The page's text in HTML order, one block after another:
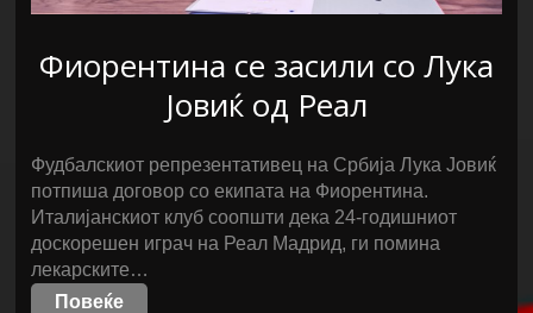
Фиорентина се засили со Лука
Јовиќ од Реал
Фудбалскиот репрезентативец на Србија Лука Јовиќ
потпиша договор со екипата на Фиорентина.
Италијанскиот клуб соопшти дека 24-годишниот
доскорешен играч на Реал Мадрид, ги помина
лекарските…
Повеќе